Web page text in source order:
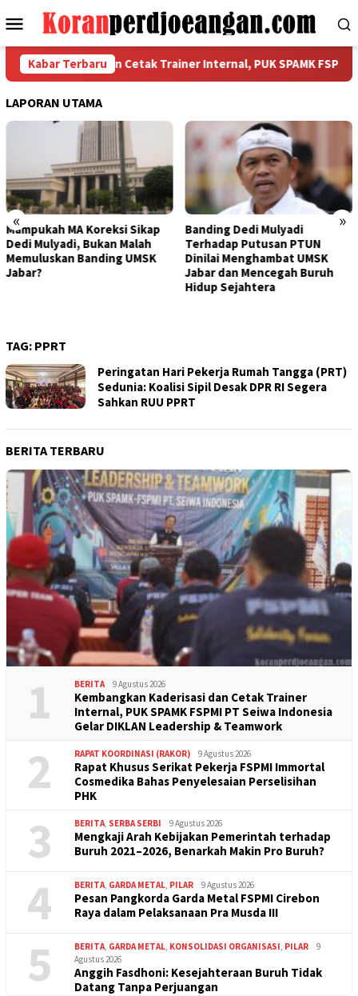
ke
Menu
Mobile
Kabar Terbaru
Kaderisasi dan Cetak Trainer Internal, PUK SPAMK FSPMI PT
LAPORAN UTAMA
« »
Mampukah MA Koreksi Sikap
Dedi Mulyadi, Bukan Malah
Memuluskan Banding UMSK
Jabar?
Banding Dedi Mulyadi
Terhadap Putusan PTUN
Dinilai Menghambat UMSK
Jabar dan Mencegah Buruh
Hidup Sejahtera
TAG: PPRT
Peringatan Hari Pekerja Rumah Tangga (PRT)
Sedunia: Koalisi Sipil Desak DPR RI Segera
Sahkan RUU PPRT
BERITA TERBARU
1 BERITA 9 Agustus 2026
Kembangkan Kaderisasi dan Cetak Trainer
Internal, PUK SPAMK FSPMI PT Seiwa Indonesia
Gelar DIKLAN Leadership & Teamwork
2 RAPAT KOORDINASI (RAKOR) 9 Agustus 2026
Rapat Khusus Serikat Pekerja FSPMI Immortal
Cosmedika Bahas Penyelesaian Perselisihan
PHK
3 BERITA, SERBA SERBI 9 Agustus 2026
Mengkaji Arah Kebijakan Pemerintah terhadap
Buruh 2021–2026, Benarkah Makin Pro Buruh?
4 BERITA, GARDA METAL, PILAR 9 Agustus 2026
Pesan Pangkorda Garda Metal FSPMI Cirebon
Raya dalam Pelaksanaan Pra Musda III
5 BERITA, GARDA METAL, KONSOLIDASI ORGANISASI, PILAR
9
Agustus 2026
Anggih Fasdhoni: Kesejahteraan Buruh Tidak
Datang Tanpa Perjuangan